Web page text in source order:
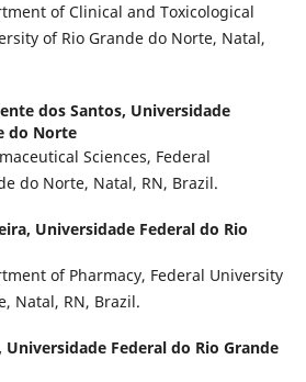
of Clinical and Toxicological
of Rio Grande do Norte, Natal,
dos Santos, Universidade
do Norte
Sciences, Federal
do Norte, Natal, RN, Brazil.
Universidade Federal do Rio
of Pharmacy, Federal University
Natal, RN, Brazil.
Universidade Federal do Rio Grande